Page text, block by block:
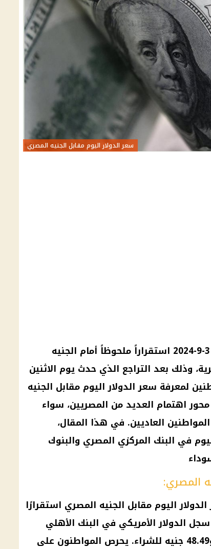
سعر الدولار اليوم مقابل الجنيه المصري
شهد سعر الدولار اليوم الثلاثاء 3-9-2024 استقراراً ملحوظاً أمام الجنيه
وذلك بعد التراجع الذي حدث يوم الاثنين
لمعرفة سعر الدولار اليوم مقابل الجنيه
اهتمام العديد من المصريين، سواء
العاديين. في هذا المقال،
في البنك المركزي المصري والبنوك
المصري:
اليوم مقابل الجنيه المصري استقرارًا
الدولار الأمريكي في البنك الأهلي
المصري سعر 48.59 جنيه للبيع، و48.49 جنيه للشراء. يحرص المواطنون على